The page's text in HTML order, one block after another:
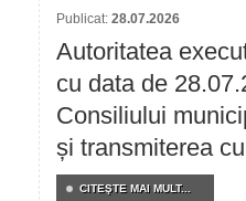
Publicat: 28.07.2026
Autoritatea
cu data de
Consiliului
și transmiterea
CITEŞTE MAI MULT...